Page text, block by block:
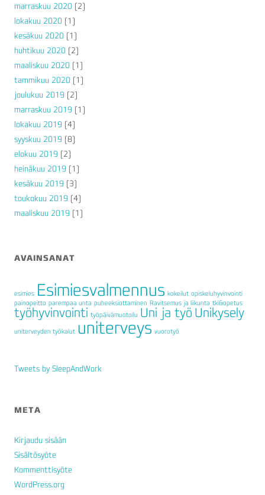
marraskuu 2020 (2)
lokakuu 2020 (1)
kesäkuu 2020 (1)
huhtikuu 2020 (2)
maaliskuu 2020 (1)
tammikuu 2020 (1)
joulukuu 2019 (2)
marraskuu 2019 (1)
lokakuu 2019 (4)
syyskuu 2019 (8)
elokuu 2019 (2)
heinäkuu 2019 (1)
kesäkuu 2019 (3)
toukokuu 2019 (4)
maaliskuu 2019 (1)
AVAINSANAT
esimies Esimiesvalmennus kokeilut opiskeluhyvinvointi
painopeitto parempaa unta puheeksiottaminen Ravitsemus ja liikunta tki&opetus
työhyvinvointi työpäivämuotoilu Uni ja työ Unikysely
uniterveyden työkalut uniterveys vuorotyö
Tweets by SleepAndWork
META
Kirjaudu sisään
Sisältösyöte
Kommenttisyöte
WordPress.org